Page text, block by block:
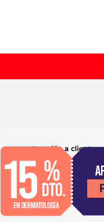
Atención a clientes
Sucursales
Facturación
Contacto
Blog